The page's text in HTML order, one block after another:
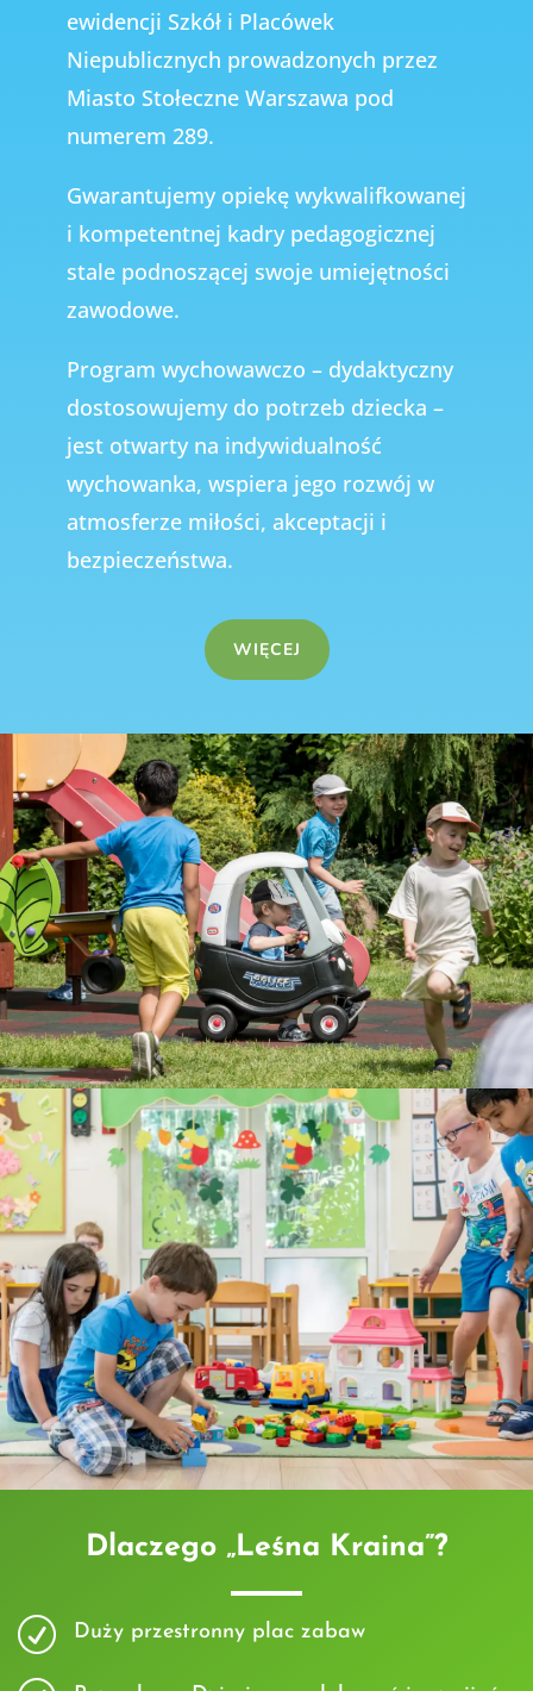
ewidencji Szkół i Placówek
Niepublicznych prowadzonych przez
Miasto Stołeczne Warszawa pod
numerem 289.
Gwarantujemy opiekę wykwalifkowanej
i kompetentnej kadry pedagogicznej
stale podnoszącej swoje umiejętności
zawodowe.
Program wychowawczo – dydaktyczny
dostosowujemy do potrzeb dziecka –
jest otwarty na indywidualność
wychowanka, wspiera jego rozwój w
atmosferze miłości, akceptacji i
bezpieczeństwa.
WIĘCEJ
Dlaczego „Leśna Kraina”?
R Duży przestronny plac zabaw